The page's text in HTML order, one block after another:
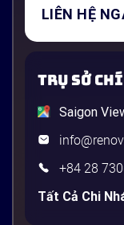
LIÊN HỆ
TRỤ SỞ
Saigon
+84 28
Tất Cả Chi